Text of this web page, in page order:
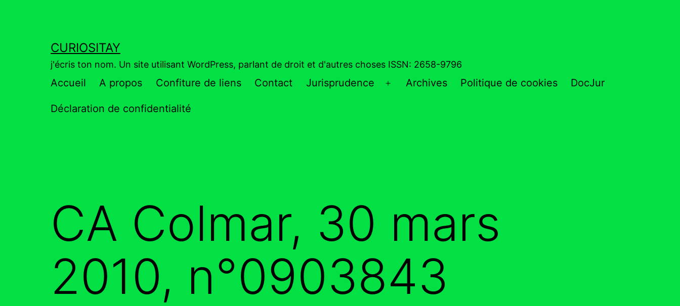
CURIOSITAY
j'écris ton nom. Un site utilisant WordPress, parlant de droit et d'autres choses ISSN: 2658-9796
Accueil A propos Confiture de liens Contact Jurisprudence
Ouvrir
Archives Politique de cookies DocJur
Déclaration de confidentialité
CA Colmar, 30 mars
2010, n°0903843